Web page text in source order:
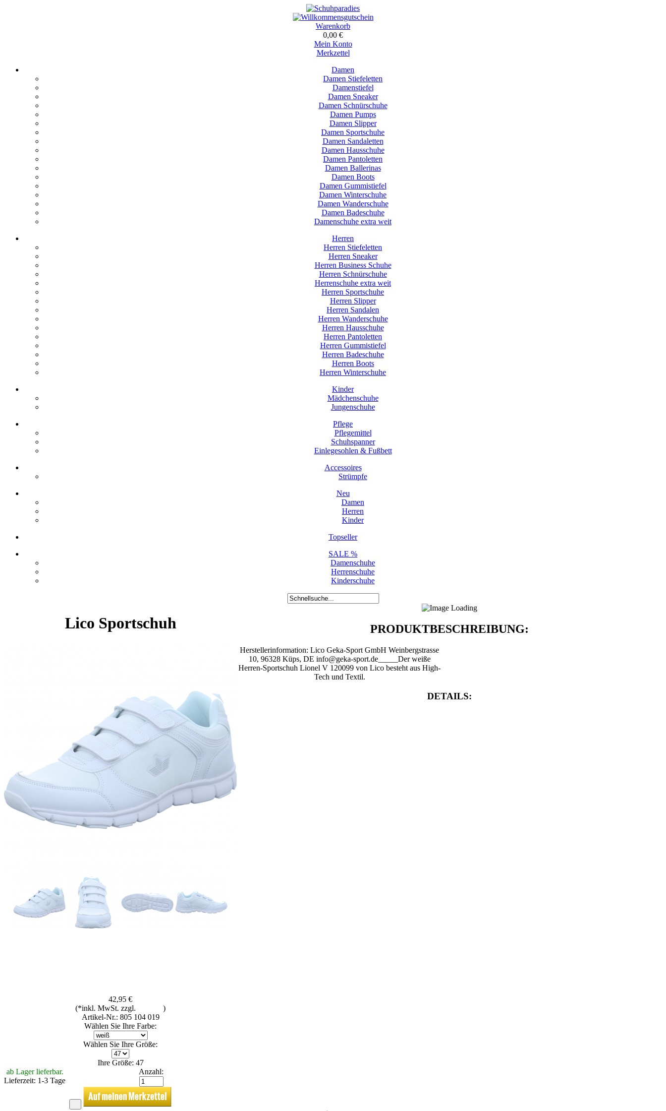
Warenkorb
0,00 €
Mein Konto
Merkzettel
Damen
Damen Stiefeletten
Damenstiefel
Damen Sneaker
Damen Schnürschuhe
Damen Pumps
Damen Slipper
Damen Sportschuhe
Damen Sandaletten
Damen Hausschuhe
Damen Pantoletten
Damen Ballerinas
Damen Boots
Damen Gummistiefel
Damen Winterschuhe
Damen Wanderschuhe
Damen Badeschuhe
Damenschuhe extra weit
Herren
Herren Stiefeletten
Herren Sneaker
Herren Business Schuhe
Herren Schnürschuhe
Herrenschuhe extra weit
Herren Sportschuhe
Herren Slipper
Herren Sandalen
Herren Wanderschuhe
Herren Hausschuhe
Herren Pantoletten
Herren Gummistiefel
Herren Badeschuhe
Herren Boots
Herren Winterschuhe
Kinder
Mädchenschuhe
Jungenschuhe
Pflege
Pflegemittel
Schuhspanner
Einlegesohlen & Fußbett
Accessoires
Strümpfe
Neu
Damen
Herren
Kinder
Topseller
SALE %
Damenschuhe
Herrenschuhe
Kinderschuhe
Lico Sportschuh
42,95 €
(*inkl. MwSt. zzgl.
)
Artikel-Nr.: 805 104 019
Wählen Sie Ihre Farbe:
Wählen Sie Ihre Größe:
Ihre Größe: 47
ab Lager lieferbar.
Lieferzeit: 1-3 Tage
Anzahl:
PRODUKTBESCHREIBUNG:
Herstellerinformation: Lico Geka-Sport GmbH Weinbergstrasse
10, 96328 Küps, DE info@geka-sport.de_____Der weiße
Herren-Sportschuh Lionel V 120099 von Lico besteht aus High-
Tech und Textil.
DETAILS: